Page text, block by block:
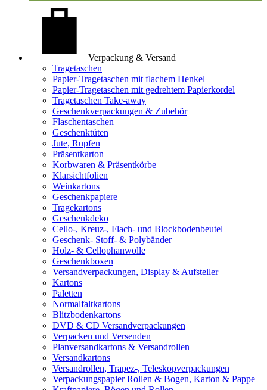
Verpackung & Versand
Tragetaschen
Papier-Tragetaschen mit flachem Henkel
Papier-Tragetaschen mit gedrehtem Papierkordel
Tragetaschen Take-away
Geschenkverpackungen & Zubehör
Flaschentaschen
Geschenktüten
Jute, Rupfen
Präsentkarton
Korbwaren & Präsentkörbe
Klarsichtfolien
Weinkartons
Geschenkpapiere
Tragekartons
Geschenkdeko
Cello-, Kreuz-, Flach- und Blockbodenbeutel
Geschenk- Stoff- & Polybänder
Holz- & Cellophanwolle
Geschenkboxen
Versandverpackungen, Display & Aufsteller
Kartons
Paletten
Normalfaltkartons
Blitzbodenkartons
DVD & CD Versandverpackungen
Verpacken und Versenden
Planversandkartons & Versandrollen
Versandkartons
Versandrollen, Trapez-, Teleskopverpackungen
Verpackungspapier Rollen & Bogen, Karton & Pappe